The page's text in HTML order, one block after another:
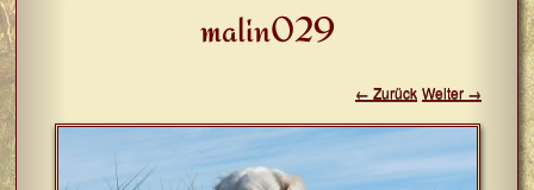
malin029
← Zurück Weiter →